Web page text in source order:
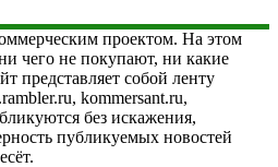
проектом. На этом
чего не покупают, ни какие
представляет собой ленту
kommersant.ru,
без искажения,
публикуемых новостей